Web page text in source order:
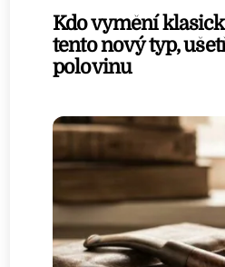
Kdo vymění
tento nový typ,
polovinu